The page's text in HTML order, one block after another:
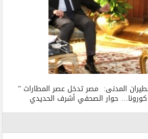
المدنى: مصر تدخل عصر المطارات ”
كورونا… حوار الصحفي أشرف الحديدي